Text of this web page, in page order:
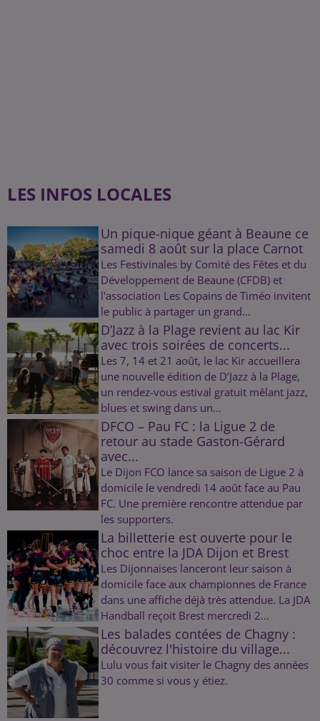
LES INFOS LOCALES
Un pique-nique géant à Beaune ce
samedi 8 août sur la place Carnot
Les Festivinales by Comité des Fêtes et du
Développement de Beaune (CFDB) et
l'association Les Copains de Timéo invitent
le public à partager un grand...
D’Jazz à la Plage revient au lac Kir
avec trois soirées de concerts...
Les 7, 14 et 21 août, le lac Kir accueillera
une nouvelle édition de D’Jazz à la Plage,
un rendez-vous estival gratuit mêlant jazz,
blues et swing dans un...
DFCO – Pau FC : la Ligue 2 de
retour au stade Gaston-Gérard
avec...
Le Dijon FCO lance sa saison de Ligue 2 à
domicile le vendredi 14 août face au Pau
FC. Une première rencontre attendue par
les supporters.
La billetterie est ouverte pour le
choc entre la JDA Dijon et Brest
Les Dijonnaises lanceront leur saison à
domicile face aux championnes de France
dans une affiche déjà très attendue. La JDA
Handball reçoit Brest mercredi 2...
Les balades contées de Chagny :
découvrez l'histoire du village...
Lulu vous fait visiter le Chagny des années
30 comme si vous y étiez.